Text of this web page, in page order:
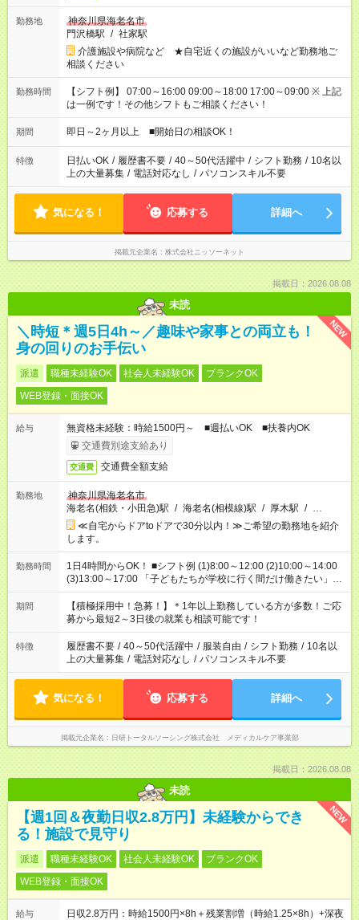
勤務地
神奈川県海老名市
門沢橋駅 / 社家駅
介護施設や病院など ★自宅近くの施設がいいなど勤務地ご
相談ください
勤務時間
【シフト例】 07:00～16:00 09:00～18:00 17:00～09:00 ※ 上記
は一例です！その他シフトもご相談ください！
期間 即日～2ヶ月以上 ■開始日の相談OK！
特徴 日払いOK / 履歴書不要 / 40～50代活躍中 / シフト勤務 / 10名以
上の大量募集 / 電話対応なし / パソコンスキル不要
気になる！ 応募する 詳細へ
掲載元企業名 株式会社ニッソーネット
掲載日：2026.08.08
未読
NEW
＼時短＊週5日4h～／趣味や家事との両立も！
身の回りのお手伝い
派遣 職種未経験OK 社会人未経験OK
ブランクOK
WEB登録・面接OK
給与
無資格未経験：時給1500円～ ■週払いOK ■扶養内OK
交通費別途支給あり
交通費 交通費全額支給
勤務地
神奈川県海老名市
海老名(相鉄・小田急)駅 / 海老名(相模線)駅 / 厚木駅 / …
≪自宅からドアtoドアで30分以内！≫ご希望の勤務地を紹介
します。
勤務時間
1日4時間からOK！ ■シフト例 (1)8:00～12:00 (2)10:00～14:00
(3)13:00～17:00 「子どもたちが学校に行く間だけ働きたい」
「余裕を持って夕飯の準備がしたい」 「午前中は働いて、午後
はプライベートの時間にしたい」 など、ご希望を教えてくださ
いね。 ※Wワーク希望の方へ 今ご覧のお仕事で希望する勤務時
間と、もう1つのお仕事の勤務時間。 合計で週40時間を超える
場合は応募できません。
期間
【積極採用中！急募！】＊1年以上勤務している方が多数！ご応
募から最短2～3日後の就業も相談可能です！
特徴 履歴書不要 / 40～50代活躍中 / 服装自由 / シフト勤務 / 10名以
上の大量募集 / 電話対応なし / パソコンスキル不要
気になる！ 応募する 詳細へ
掲載元企業名 日研トータルソーシング株式会社 メディカルケア事業部
掲載日：2026.08.08
未読
NEW
【週1回＆夜勤日収2.8万円】未経験からでき
る！施設で見守り
派遣 職種未経験OK 社会人未経験OK
ブランクOK
WEB登録・面接OK
給与
日収2.8万円：時給1500円×8h＋残業割増（時給1.25×8h）+深夜